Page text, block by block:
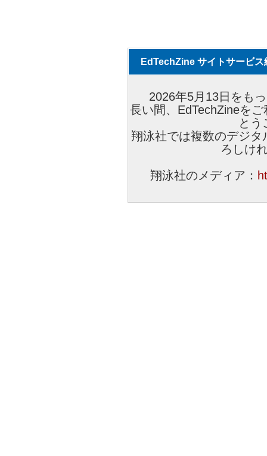
EdTechZine サイトサービス
2026年5月13日をも
長い間、EdTechZineを
とう
翔泳社では複数のデジ
ろしけ
翔泳社のメディア：